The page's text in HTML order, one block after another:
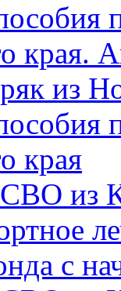
края.
из
края
из
с